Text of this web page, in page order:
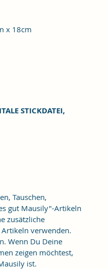
x 18cm
STICKDATEI,
Tauschen,
gut Mausily"-Artikeln
zusätzliche
verwenden.
Wenn Du Deine
zeigen möchtest,
ist.